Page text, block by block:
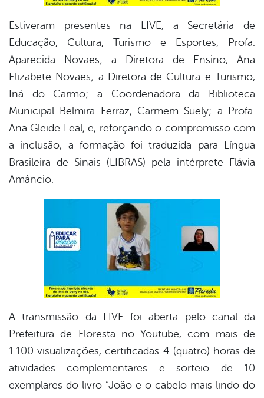
Estiveram presentes na LIVE, a Secretária de
Educação, Cultura, Turismo e Esportes, Profa.
Aparecida Novaes; a Diretora de Ensino, Ana
Elizabete Novaes; a Diretora de Cultura e Turismo,
Iná do Carmo; a Coordenadora da Biblioteca
Municipal Belmira Ferraz, Carmem Suely; a Profa.
Ana Gleide Leal, e, reforçando o compromisso com
a inclusão, a formação foi traduzida para Língua
Brasileira de Sinais (LIBRAS) pela intérprete Flávia
Amâncio.
A transmissão da LIVE foi aberta pelo canal da
Prefeitura de Floresta no Youtube, com mais de
1.100 visualizações, certificadas 4 (quatro) horas de
atividades complementares e sorteio de 10
exemplares do livro “João e o cabelo mais lindo do